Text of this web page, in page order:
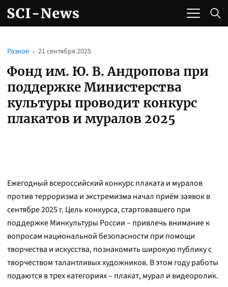
Фонд им. Ю. В. Андропова при
поддержке Министерства
культуры проводит конкурс
плакатов и муралов 2025
Разное 21 сентября 2025
Ежегодный всероссийский конкурс плаката и муралов
против терроризма и экстремизма начал приём заявок в
сентябре 2025 г. Цель конкурса, стартовавшего при
поддержке Минкультуры России – привлечь внимание к
вопросам национальной безопасности при помощи
творчества и искусства, познакомить широкую публику с
творчеством талантливых художников. В этом году работы
подаются в трех категориях – плакат, мурал и видеоролик.